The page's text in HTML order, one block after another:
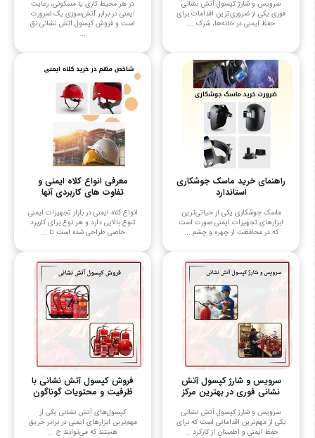
سرویس و شارژ کپسول آتش نشانی
فوری یکی از ضروری‌ترین اقدامات برای
حفظ ایمنی در خانه‌ها، شرک ...
در هر محیط کاری یا مسکونی، رعایت
ایمنی در برابر آتش‌سوزی یک ضرورت
است و فروش کپسول آتش نشانی نق
...
راهنمای خرید ماسک جوشکاری
استاندارد
ماسک جوشکاری یکی از حیاتی‌ترین
ابزارهای تجهیزات ایمنی صورت است
که در محافظت از چهره و چشم‌ ...
معرفی انواع کلاه ایمنی و
تفاوت های کاربردی آنها
انواع کلاه ایمنی در بازار تجهیزات ایمنی
تنوع بالایی دارد و هر نوع برای کاربرد
خاصی طراحی شده است تا ...
سرویس و شارژ کپسول آتش
نشانی فوری در بهترین مرکز
سرویس و شارژ کپسول آتش نشانی
یکی از مهم‌ترین اقداماتی است که برای
حفظ ایمنی و اطمینان از کارکرد ...
فروش کپسول آتش نشانی با
ظرفیت و محتویات گوناگون
کپسول‌های آتش نشانی یکی از
مهم‌ترین ابزارهای ایمنی در برابر حریق
هستند که می‌توانند ج ...